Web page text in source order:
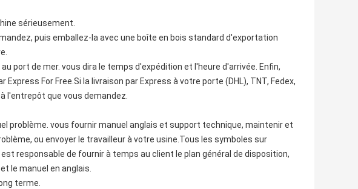
sérieusement.
puis emballez-la avec une boîte en bois standard d'exportation
port de mer. vous dira le temps d'expédition et l'heure d'arrivée. Enfin,
For Free.Si la livraison par Express à votre porte (DHL), TNT, Fedex,
l'entrepôt que vous demandez.
problème. vous fournir manuel anglais et support technique, maintenir et
ou envoyer le travailleur à votre usine.Tous les symboles sur
responsable de fournir à temps au client le plan général de disposition,
le manuel en anglais.
terme.